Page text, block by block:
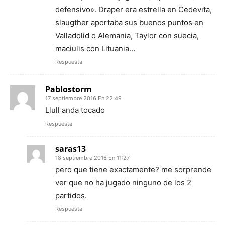
defensivo». Draper era estrella en Cedevita,
slaugther aportaba sus buenos puntos en
Valladolid o Alemania, Taylor con suecia,
maciulis con Lituania…
Respuesta
Pablostorm
17 septiembre 2016 En 22:49
Llull anda tocado
Respuesta
saras13
18 septiembre 2016 En 11:27
pero que tiene exactamente? me sorprende
ver que no ha jugado ninguno de los 2
partidos.
Respuesta